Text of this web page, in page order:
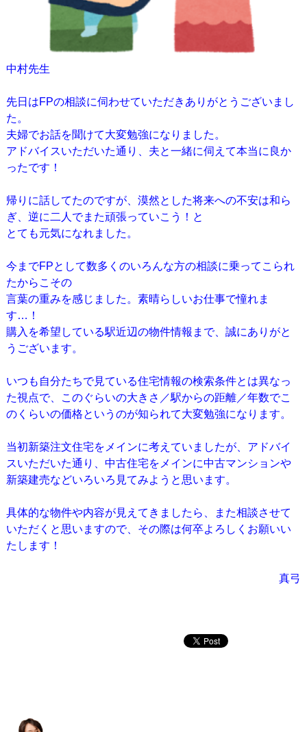
中村先生
先日はFPの相談に伺わせていただきありがとうございまし
た。
夫婦でお話を聞けて大変勉強になりました。
アドバイスいただいた通り、夫と一緒に伺えて本当に良か
ったです！
帰りに話してたのですが、漠然とした将来への不安は和ら
ぎ、逆に二人でまた頑張っていこう！と
とても元気になれました。
今までFPとして数多くのいろんな方の相談に乗ってこられ
たからこその
言葉の重みを感じました。素晴らしいお仕事で憧れま
す…！
購入を希望している駅近辺の物件情報まで、誠にありがと
うございます。
いつも自分たちで見ている住宅情報の検索条件とは異なっ
た視点で、このぐらいの大きさ／駅からの距離／年数でこ
のくらいの価格というのが知られて大変勉強になります。
当初新築注文住宅をメインに考えていましたが、アドバイ
スいただいた通り、中古住宅をメインに中古マンションや
新築建売などいろいろ見てみようと思います。
具体的な物件や内容が見えてきましたら、また相談させて
いただくと思いますので、 その際は何卒よろしくお願いい
たします！
真弓